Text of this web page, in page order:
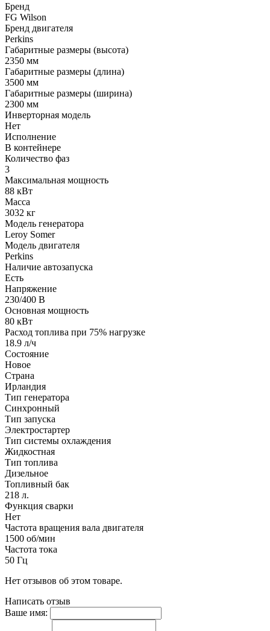
Бренд
FG Wilson
Бренд двигателя
Perkins
Габаритные размеры (высота)
2350 мм
Габаритные размеры (длина)
3500 мм
Габаритные размеры (ширина)
2300 мм
Инверторная модель
Нет
Исполнение
В контейнере
Количество фаз
3
Максимальная мощность
88 кВт
Масса
3032 кг
Модель генератора
Leroy Somer
Модель двигателя
Perkins
Наличие автозапуска
Есть
Напряжение
230/400 В
Основная мощность
80 кВт
Расход топлива при 75% нагрузке
18.9 л/ч
Состояние
Новое
Страна
Ирландия
Тип генератора
Синхронный
Тип запуска
Электростартер
Тип системы охлаждения
Жидкостная
Тип топлива
Дизельное
Топливный бак
218 л.
Функция сварки
Нет
Частота вращения вала двигателя
1500 об/мин
Частота тока
50 Гц
Нет отзывов об этом товаре.
Написать отзыв
Ваше имя: